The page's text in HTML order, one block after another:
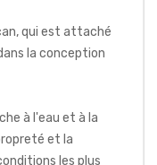
qui est attaché
la conception
à l'eau et à la
et la
les plus